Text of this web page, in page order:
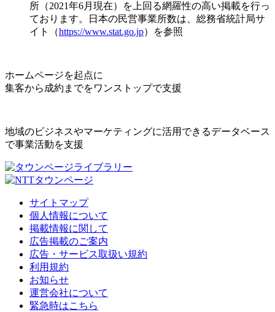
所（2021年6月現在）を上回る網羅性の高い掲載を行っ
ております。日本の民営事業所数は、総務省統計局サ
イト（https://www.stat.go.jp）を参照
ホームページを起点に
集客から成約までをワンストップで支援
地域のビジネスやマーケティングに活用できるデータベース
で事業活動を支援
サイトマップ
個人情報について
掲載情報に関して
広告掲載のご案内
広告・サービス取扱い規約
利用規約
お知らせ
運営会社について
緊急時はこちら